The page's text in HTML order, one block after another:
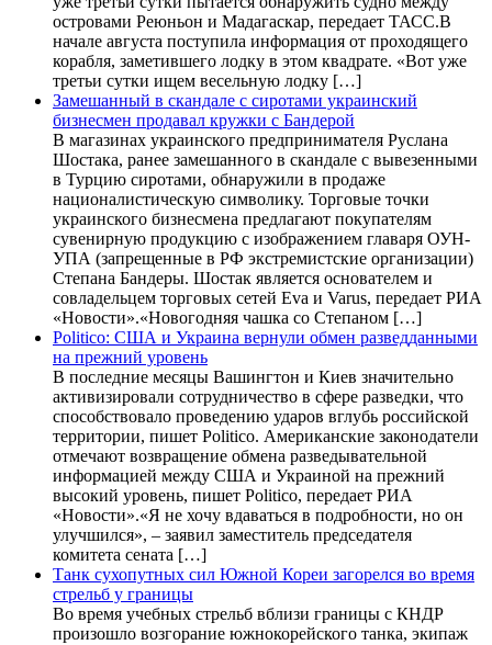
островами Реюньон и Мадагаскар, передает ТАСС.В
начале августа поступила информация от проходящего
корабля, заметившего лодку в этом квадрате. «Вот уже
третьи сутки ищем весельную лодку […]
Замешанный в скандале с сиротами украинский
бизнесмен продавал кружки с Бандерой
В магазинах украинского предпринимателя Руслана
Шостака, ранее замешанного в скандале с вывезенными
в Турцию сиротами, обнаружили в продаже
националистическую символику. Торговые точки
украинского бизнесмена предлагают покупателям
сувенирную продукцию с изображением главаря ОУН-
УПА (запрещенные в РФ экстремистские организации)
Степана Бандеры. Шостак является основателем и
совладельцем торговых сетей Eva и Varus, передает РИА
«Новости».«Новогодняя чашка со Степаном […]
Politico: США и Украина вернули обмен разведданными
на прежний уровень
В последние месяцы Вашингтон и Киев значительно
активизировали сотрудничество в сфере разведки, что
способствовало проведению ударов вглубь российской
территории, пишет Politico. Американские законодатели
отмечают возвращение обмена разведывательной
информацией между США и Украиной на прежний
высокий уровень, пишет Politico, передает РИА
«Новости».«Я не хочу вдаваться в подробности, но он
улучшился», – заявил заместитель председателя
комитета сената […]
Танк сухопутных сил Южной Кореи загорелся во время
стрельб у границы
Во время учебных стрельб вблизи границы с КНДР
произошло возгорание южнокорейского танка, экипаж